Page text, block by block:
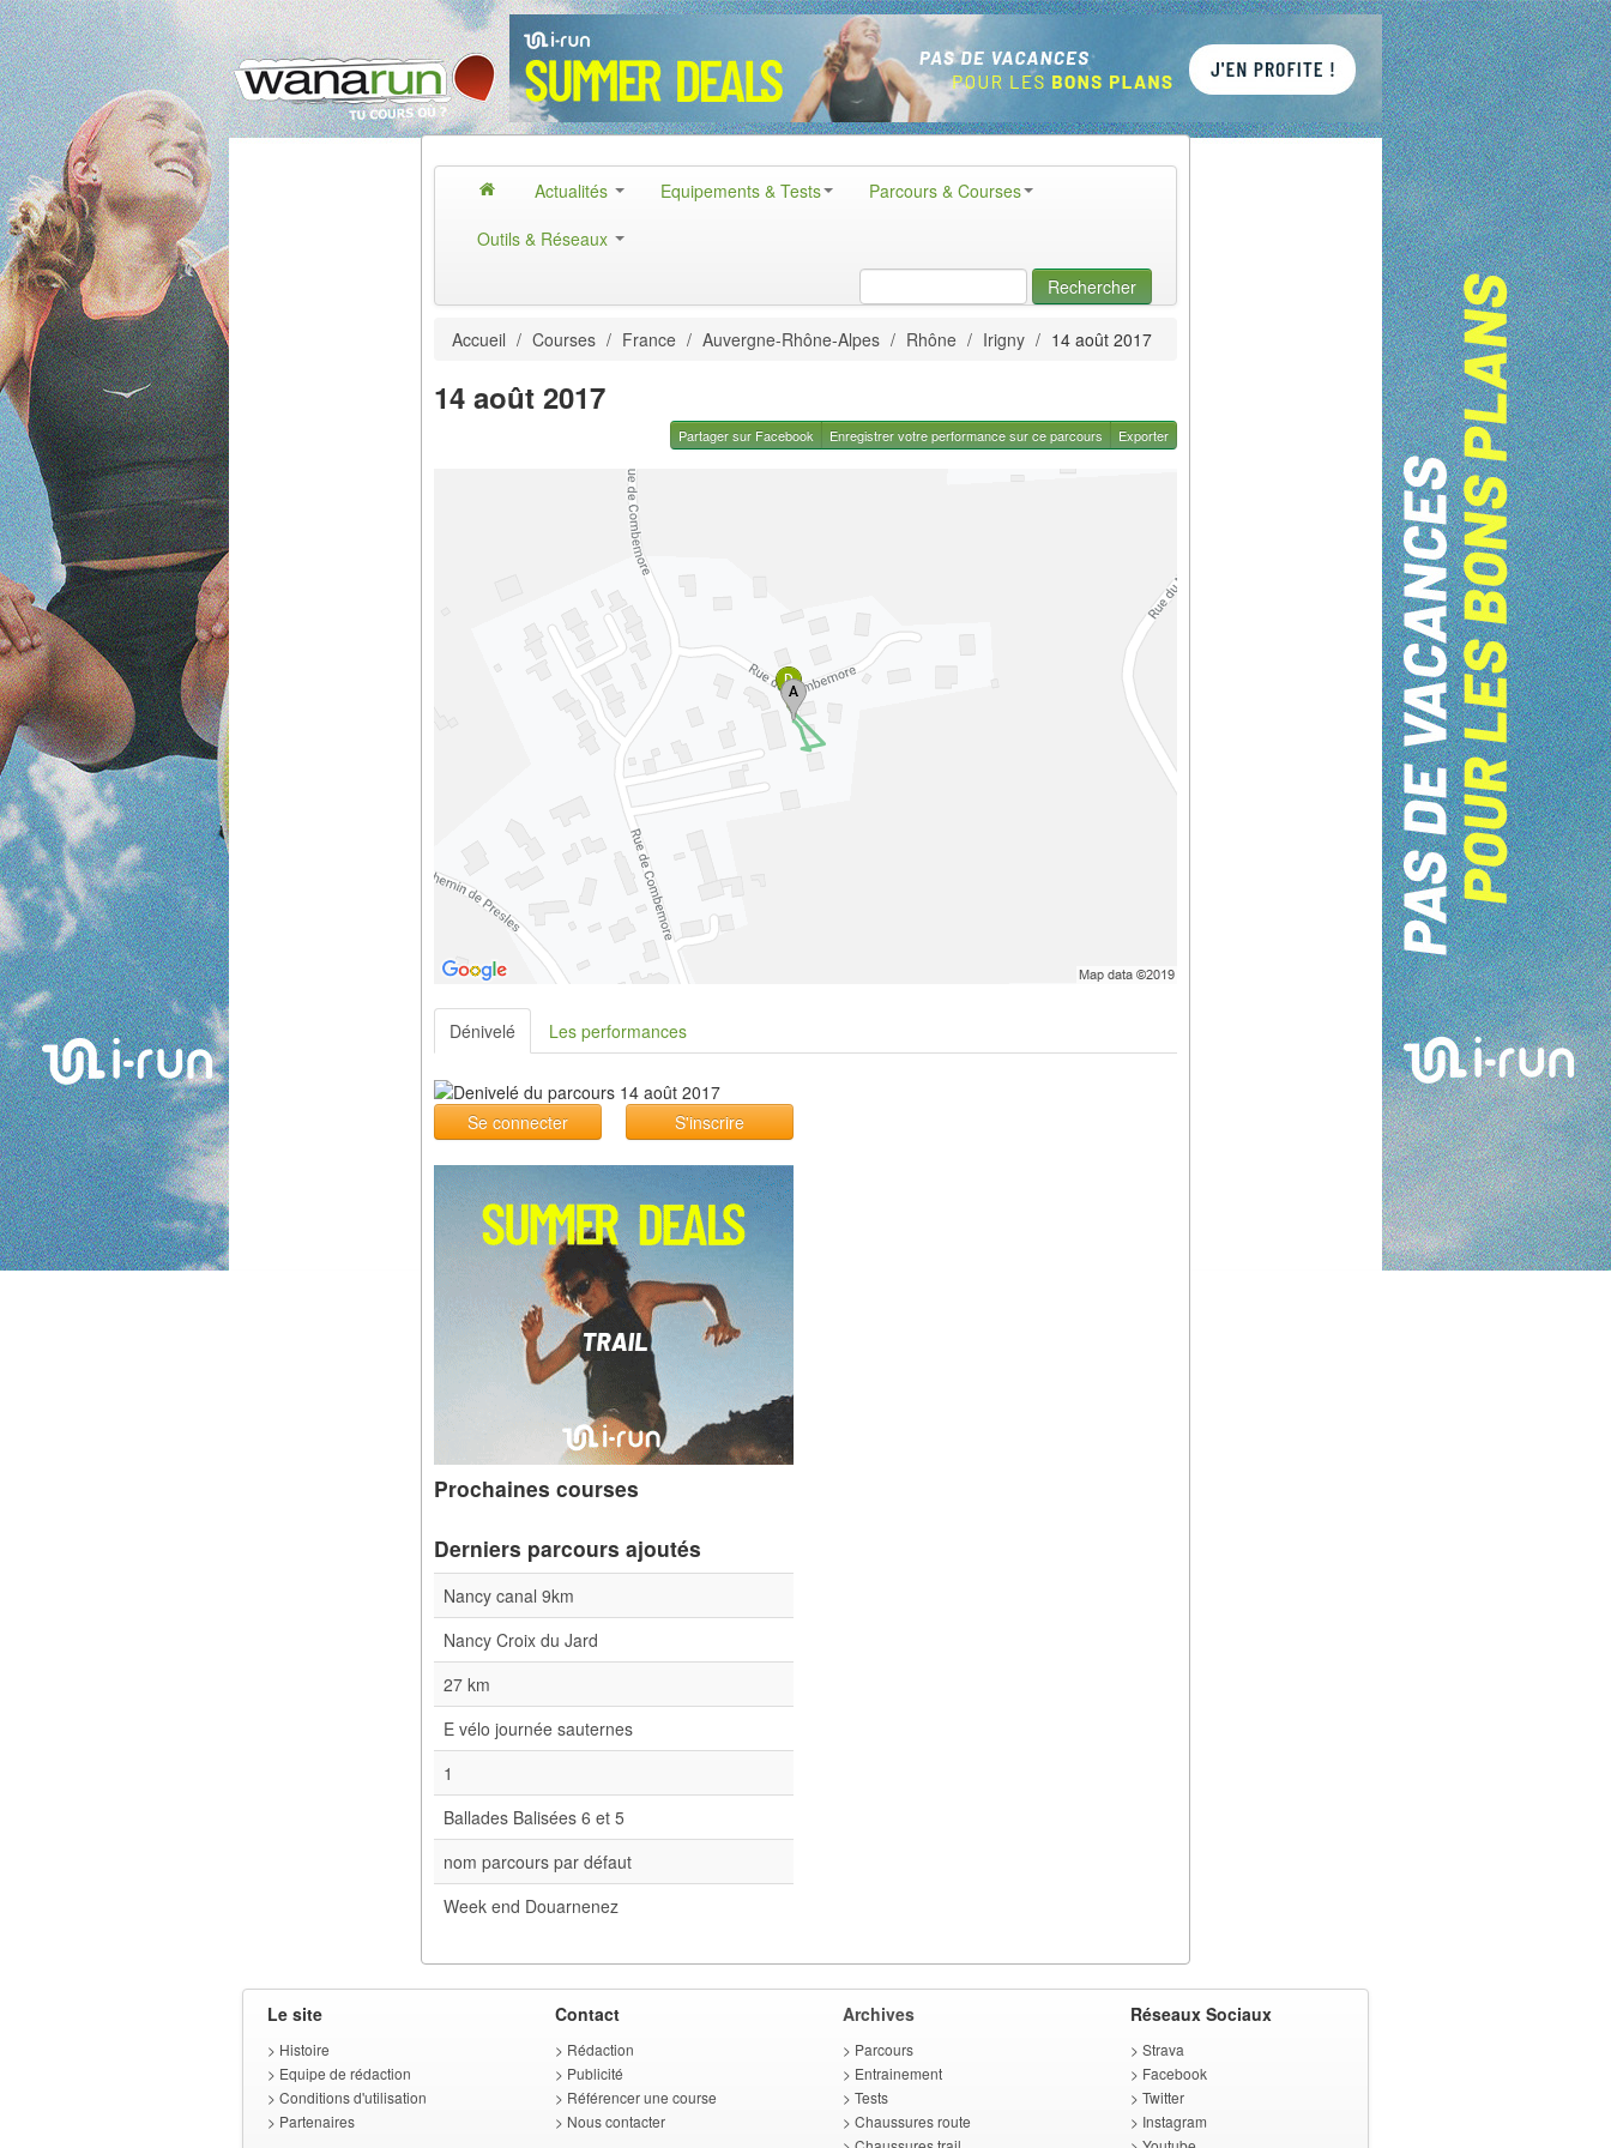
Actualités Equipements & Tests
Parcours & Courses
Outils & Réseaux
Rechercher
Accueil / Courses / France / Auvergne-Rhône-Alpes / Rhône / Irigny / 14 août 2017
14 août 2017
Partager sur Facebook Enregistrer votre performance sur ce parcours Exporter
Dénivelé Les performances
Se connecter S'inscrire
Prochaines courses
Derniers parcours ajoutés
Nancy canal 9km
Nancy Croix du Jard
27 km
E vélo journée sauternes
1
Ballades Balisées 6 et 5
nom parcours par défaut
Week end Douarnenez
Le site
> Histoire
> Equipe de rédaction
> Conditions d'utilisation
> Partenaires
Contact
> Rédaction
> Publicité
> Référencer une course
> Nous contacter
Archives
> Parcours
> Entrainement
> Tests
> Chaussures route
Réseaux Sociaux
> Strava
> Facebook
> Twitter
> Instagram